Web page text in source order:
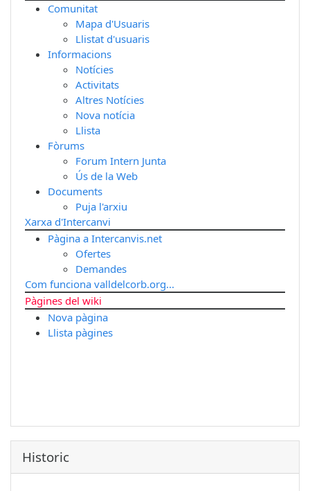
Comunitat
Mapa d'Usuaris
Llistat d'usuaris
Informacions
Notícies
Activitats
Altres Notícies
Nova notícia
Llista
Fòrums
Forum Intern Junta
Ús de la Web
Documents
Puja l'arxiu
Xarxa d'Intercanvi
Pàgina a Intercanvis.net
Ofertes
Demandes
Com funciona valldelcorb.org...
Pàgines del wiki
Nova pàgina
Llista pàgines
Historic